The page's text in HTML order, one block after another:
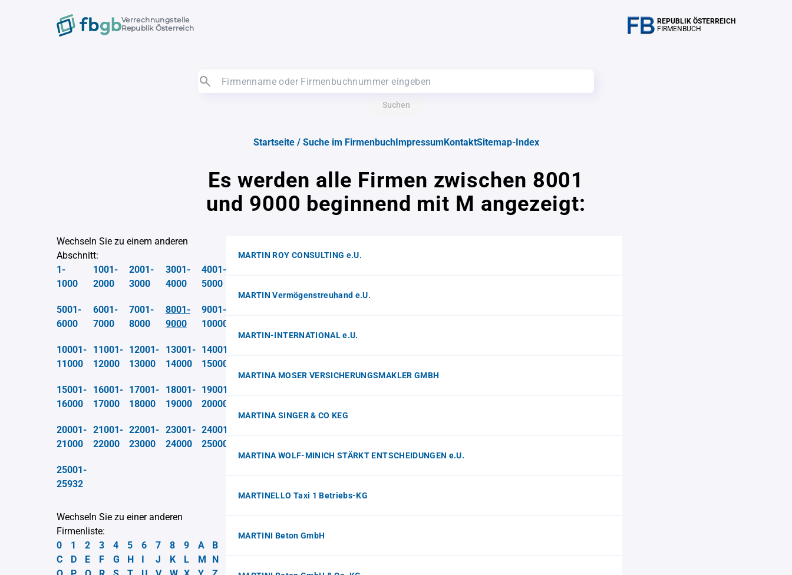
Verrechnungstelle
Republik Österreich
REPUBLIK ÖSTERREICH
FIRMENBUCH
Suchen
Startseite / Suche im FirmenbuchImpressumKontaktSitemap-Index
Es werden alle Firmen zwischen 8001
und 9000 beginnend mit M angezeigt:
Wechseln Sie zu einem anderen
Abschnitt:
1-
1000
1001-
2000
2001-
3000
3001-
4000
4001-
5000
5001-
6000
6001-
7000
7001-
8000
8001-
9000
9001-
10000
10001-
11000
11001-
12000
12001-
13000
13001-
14000
14001-
15000
15001-
16000
16001-
17000
17001-
18000
18001-
19000
19001-
20000
20001-
21000
21001-
22000
22001-
23000
23001-
24000
24001-
25000
25001-
25932
Wechseln Sie zu einer anderen
Firmenliste:
0
1 2 3 4 5 6 7 8 9 A
B
C
D E F G H I J K L M
N
MARTIN ROY CONSULTING e.U.
MARTIN Vermögenstreuhand e.U.
MARTIN-INTERNATIONAL e.U.
MARTINA MOSER VERSICHERUNGSMAKLER GMBH
MARTINA SINGER & CO KEG
MARTINA WOLF-MINICH STÄRKT ENTSCHEIDUNGEN e.U.
MARTINELLO Taxi 1 Betriebs-KG
MARTINI Beton GmbH